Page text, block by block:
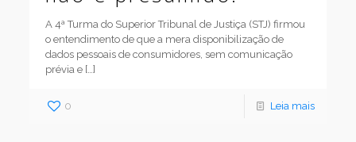
A 4ª Turma do Superior Tribunal de Justiça (STJ) firmou
o entendimento de que a mera disponibilização de
dados pessoais de consumidores, sem comunicação
prévia e […]
0 Leia mais